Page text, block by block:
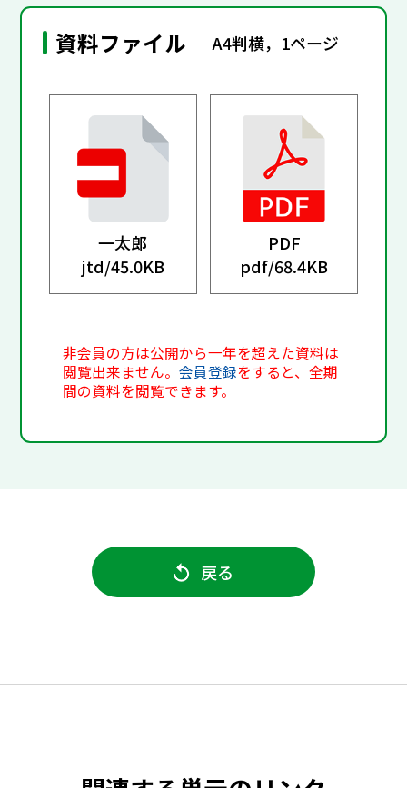
資料ファイル A4判横，1ページ
一太郎
jtd/45.0KB
PDF
pdf/68.4KB
非会員の方は公開から一年を超えた資料は
閲覧出来ません。会員登録をすると、全期
間の資料を閲覧できます。
戻る